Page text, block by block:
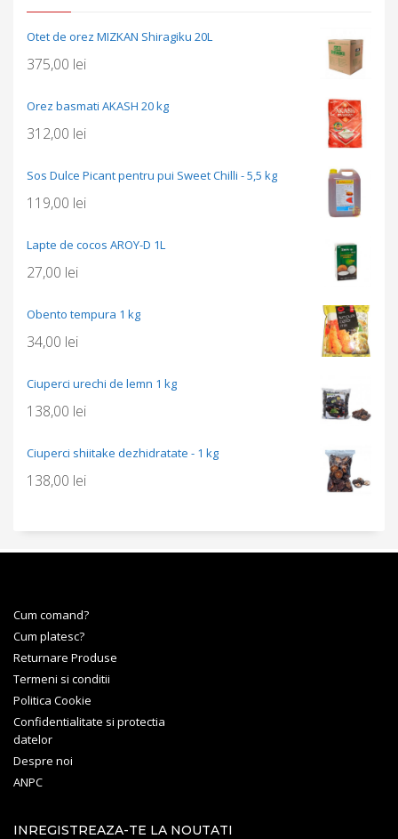
Otet de orez MIZKAN Shiragiku 20L
375,00 lei
Orez basmati AKASH 20 kg
312,00 lei
Sos Dulce Picant pentru pui Sweet Chilli - 5,5 kg
119,00 lei
Lapte de cocos AROY-D 1L
27,00 lei
Obento tempura 1 kg
34,00 lei
Ciuperci urechi de lemn 1 kg
138,00 lei
Ciuperci shiitake dezhidratate - 1 kg
138,00 lei
Cum comand?
Cum platesc?
Returnare Produse
Termeni si conditii
Politica Cookie
Confidentialitate si protectia
datelor
Despre noi
ANPC
INREGISTREAZA-TE LA NOUTATI